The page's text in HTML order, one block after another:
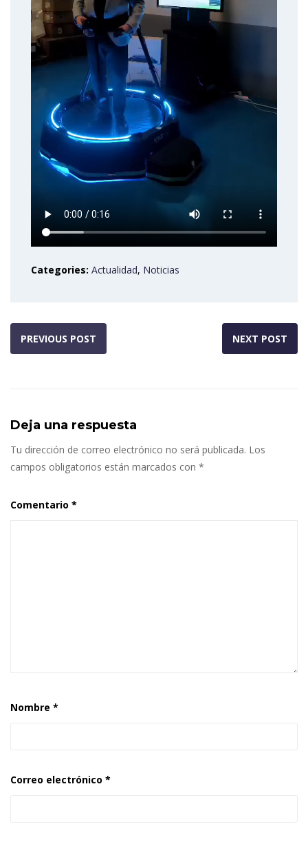
Categories: Actualidad, Noticias
PREVIOUS POST NEXT POST
Deja una respuesta
Tu dirección de correo electrónico no será publicada. Los
campos obligatorios están marcados con *
Comentario *
Nombre *
Correo electrónico *